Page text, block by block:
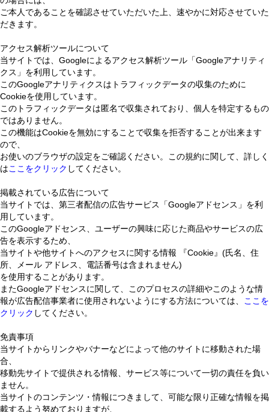
ご本人であることを確認させていただいた上、速やかに対応させていた
だきます。
アクセス解析ツールについて
当サイトでは、Googleによるアクセス解析ツール「Googleアナリティ
クス」を利用しています。
このGoogleアナリティクスはトラフィックデータの収集のために
Cookieを使用しています。
このトラフィックデータは匿名で収集されており、個人を特定するもの
ではありません。
この機能はCookieを無効にすることで収集を拒否することが出来ます
ので、
お使いのブラウザの設定をご確認ください。この規約に関して、詳しく
はここをクリック してください。
掲載されている広告について
当サイトでは、第三者配信の広告サービス「Googleアドセンス」を利
用しています。
このGoogleアドセンス、ユーザーの興味に応じた商品やサービスの広
告を表示するため、
当サイトや他サイトへのアクセスに関する情報 『Cookie』(氏名、住
所、メール アドレス、電話番号は含まれません)
を使用することがあります。
またGoogleアドセンスに関して、このプロセスの詳細やこのような情
報が広告配信事業者に使用されないようにする方法については、 ここを
クリック してください。
免責事項
当サイトからリンクやバナーなどによって他のサイトに移動された場
合、
移動先サイトで提供される情報、サービス等について一切の責任を負い
ません。
当サイトのコンテンツ・情報につきまして、可能な限り正確な情報を掲
載するよう努めておりますが、